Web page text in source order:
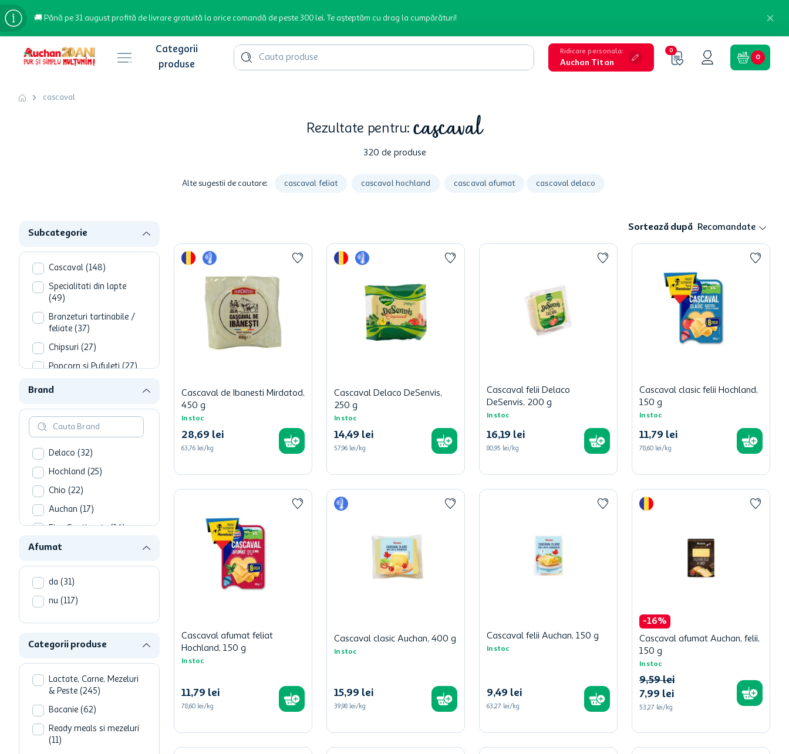
🚚 Până pe 31 august profită de livrare gratuită la orice comandă de peste 300 lei. Te așteptăm cu drag la cumpărături!
Cauta produse
apa plata
garden star
hartie igienica
Ridicare personala:
Auchan Titan
0
0
cascaval
cascaval
320 de produse
Alte sugestii de cautare: cascaval feliat cascaval hochland cascaval afumat cascaval delaco
Subcategorie
Cascaval (148 )
Specialitati din lapte
(49 )
Branzeturi tartinabile /
feliate ( 37 )
Chipsuri (27 )
Popcorn si Pufuleti (27)
Branza si Telemea
semipreparate (7)
Semipreparate
congelate
(
Saratele si Crackers
Sandwich-uri
Vezi mai mult
Brand
Delaco ( 32)
Hochland (25 )
Chio (22)
Auchan (17 )
Five Continents (14)
Mirdatod
Napolact (9)
Covalact
Lay's (7
Bonas (6)
Vezi mai mult
Afumat
da ( 31)
nu (117 )
Categorii produse
Lactate, Carne, Mezeluri
& Peste (245 )
Bacanie (62)
Ready meals si mezeluri
(11)
Sortează după Recomandate
Cascaval de Ibanesti Mirdatod,
450 g
In stoc
28,69 lei
63,76 lei/kg
Cascaval Delaco DeSenvis,
250 g
In stoc
14,49 lei
57,96 lei/kg
Cascaval felii Delaco
DeSenvis, 200 g
In stoc
16,19 lei
80,95 lei/kg
Cascaval clasic felii Hochland,
150 g
In stoc
11,79 lei
78,60 lei/kg
Cascaval afumat feliat
Hochland, 150 g
In stoc
11,79 lei
78,60 lei/kg
Cascaval clasic Auchan, 400 g
In stoc
15,99 lei
39,98 lei/kg
Cascaval felii Auchan, 150 g
In stoc
9,49 lei
63,27 lei/kg
-16%
Cascaval afumat Auchan, felii,
150 g
In stoc
7,99 lei
9,59 lei
53,27 lei/kg